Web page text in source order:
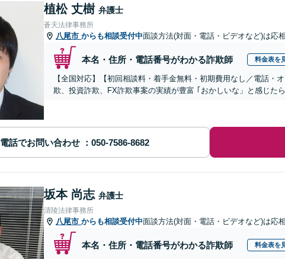
植松 丈樹 弁護士
蒼天法律事務所
八尾市 からも相談受付中面談方法(対面・電話・ビデオなど)は応
本名・住所・電話番号がわかる詐欺師 料金表を
【全国対応】【初回相談料・着手金無料・初期費用なし／電話・
欺、投資詐欺、FX詐欺事案の実績が豊富 ｢おかしいな」と感じた
電話でお問い合わせ
坂本 尚志 弁護士
清陵法律事務所
八尾市 からも相談受付中面談方法(対面・電話・ビデオなど)は応
本名・住所・電話番号がわかる詐欺師 料金表を